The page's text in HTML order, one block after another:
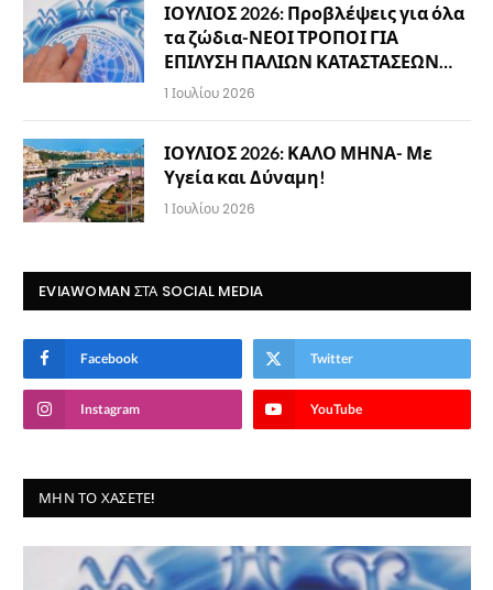
ΙΟΥΛΙΟΣ 2026: Προβλέψεις για όλα
τα ζώδια-ΝΕΟΙ ΤΡΟΠΟΙ ΓΙΑ
ΕΠΙΛΥΣΗ ΠΑΛΙΩΝ ΚΑΤΑΣΤΑΣΕΩΝ…
1 Ιουλίου 2026
ΙΟΥΛΙΟΣ 2026: ΚΑΛΟ ΜΗΝΑ- Με
Υγεία και Δύναμη!
1 Ιουλίου 2026
EVIAWOMAN ΣΤΑ SOCIAL MEDIA
Facebook Twitter
Instagram YouTube
ΜΗΝ ΤΟ ΧΆΣΕΤΕ!